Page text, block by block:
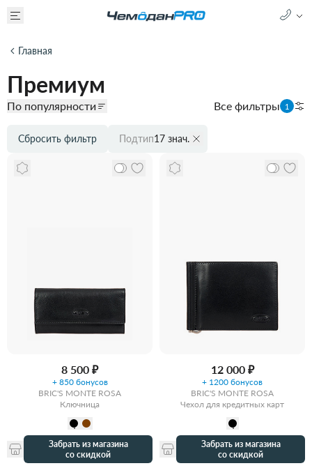
Главная
Премиум
По популярности Все фильтры 1
Подтип17 знач.
Сбросить фильтр
8 500 ₽
+ 850 бонусов
BRIC'S MONTE ROSA
Ключница
Забрать из магазина
со скидкой
12 000 ₽
+ 1200 бонусов
BRIC'S MONTE ROSA
Чехол для кредитных карт
Забрать из магазина
со скидкой